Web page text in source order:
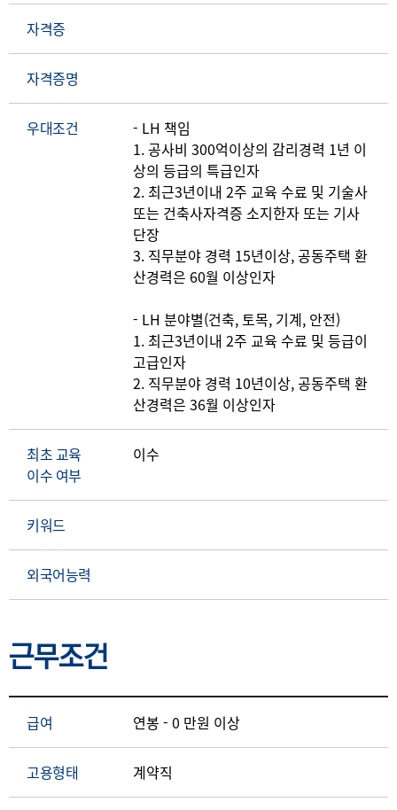
자격증
자격증명
우대조건
- LH 책임
1. 공사비 300억이상의 감리경력 1년 이
상의 등급의 특급인자
2. 최근3년이내 2주 교육 수료 및 기술사
또는 건축사자격증 소지한자 또는 기사
단장
3. 직무분야 경력 15년이상, 공동주택 환
산경력은 60월 이상인자
- LH 분야별(건축, 토목, 기계, 안전)
1. 최근3년이내 2주 교육 수료 및 등급이
고급인자
2. 직무분야 경력 10년이상, 공동주택 환
최초 교육
이수 여부
이수
키워드
외국어능력
근무조건
급여 연봉 - 0 만원 이상
고용형태 계약직